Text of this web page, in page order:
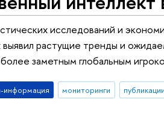
исследований и
растущие тренды и
заметным глобальным
информация мониторинги публикации